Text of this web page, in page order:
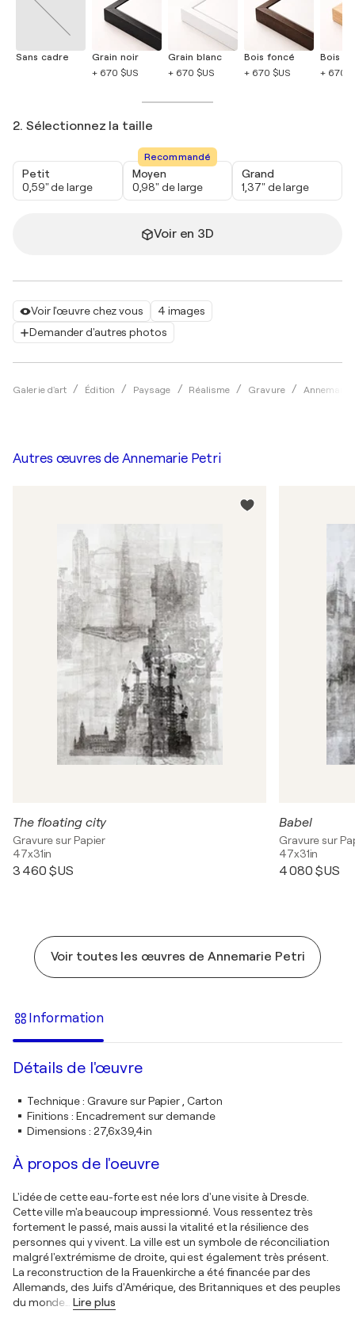
Voir l'œuvre chez vous
4 images
Demander d'autres photos
Galerie d'art Édition Paysage Réalisme Gravure Annemarie
Sans cadre
Grain noir
+ 670 $US
Grain blanc
+ 670 $US
Bois foncé
+ 670 $US
Bois
+ 670
2. Sélectionnez la taille
Petit
0,59" de large
Recommandé
Moyen
0,98" de large
Grand
1,37" de large
Voir en 3D
Autres œuvres de Annemarie Petri
The floating city
Gravure sur Papier
47x31in
3 460 $US
Babel
Gravure sur
47x31in
4 080 $US
Voir toutes les œuvres de Annemarie Petri
Information
Détails de l'œuvre
Technique: Gravure sur Papier , Carton
Finitions : Encadrement sur demande
Dimensions : 27,6x39,4in
À propos de l'oeuvre
L'idée de cette eau-forte est née lors d'une visite à Dresde.
Cette ville m'a beaucoup impressionné. Vous ressentez très
fortement le passé, mais aussi la vitalité et la résilience des
personnes qui y vivent. La ville est un symbole de réconciliation
malgré l'extrémisme de droite, qui est également très présent.
La reconstruction de la Frauenkirche a été financée par des
Allemands, des Juifs d'Amérique, des Britanniques et des peuples
du monde
Lire plus